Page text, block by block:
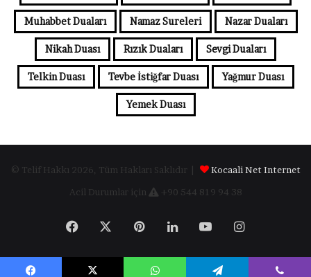
Muhabbet Duaları Namaz Sureleri Nazar Duaları
Nikah Duası Rızık Duaları Sevgi Duaları
Telkin Duası Tevbe İstiğfar Duası Yağmur Duası
Yemek Duası
© Telif Hakkı 2026, Tüm Hakları Saklıdır |
Kocaali Net Internet
Acil Durumlar için
+90 544 819 94 38
Facebook PinterestLinkedInYouTubeInstagram